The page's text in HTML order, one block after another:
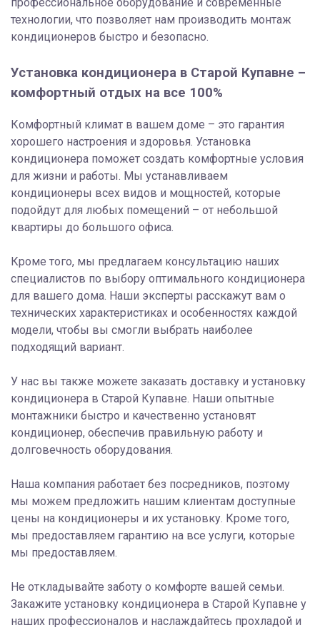
профессиональное оборудование и современные
технологии, что позволяет нам производить монтаж
кондиционеров быстро и безопасно.
Установка кондиционера в Старой Купавне –
комфортный отдых на все 100%
Комфортный климат в вашем доме – это гарантия
хорошего настроения и здоровья. Установка
кондиционера поможет создать комфортные условия
для жизни и работы. Мы устанавливаем
кондиционеры всех видов и мощностей, которые
подойдут для любых помещений – от небольшой
квартиры до большого офиса.
Кроме того, мы предлагаем консультацию наших
специалистов по выбору оптимального кондиционера
для вашего дома. Наши эксперты расскажут вам о
технических характеристиках и особенностях каждой
модели, чтобы вы смогли выбрать наиболее
подходящий вариант.
У нас вы также можете заказать доставку и установку
кондиционера в Старой Купавне. Наши опытные
монтажники быстро и качественно установят
кондиционер, обеспечив правильную работу и
долговечность оборудования.
Наша компания работает без посредников, поэтому
мы можем предложить нашим клиентам доступные
цены на кондиционеры и их установку. Кроме того,
мы предоставляем гарантию на все услуги, которые
мы предоставляем.
Не откладывайте заботу о комфорте вашей семьи.
Закажите установку кондиционера в Старой Купавне у
наших профессионалов и наслаждайтесь прохладой и